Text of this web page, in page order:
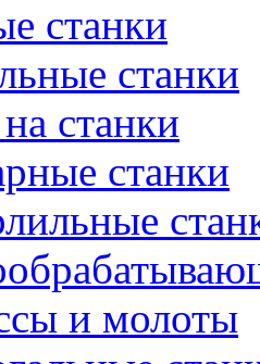
станки
станки
станки
станки
и молоты